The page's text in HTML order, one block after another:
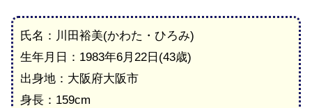
氏名：川田裕美(かわた・ひろみ)
生年月日：1983年6月22日(43歳)
出身地：大阪府大阪市
身長：159cm